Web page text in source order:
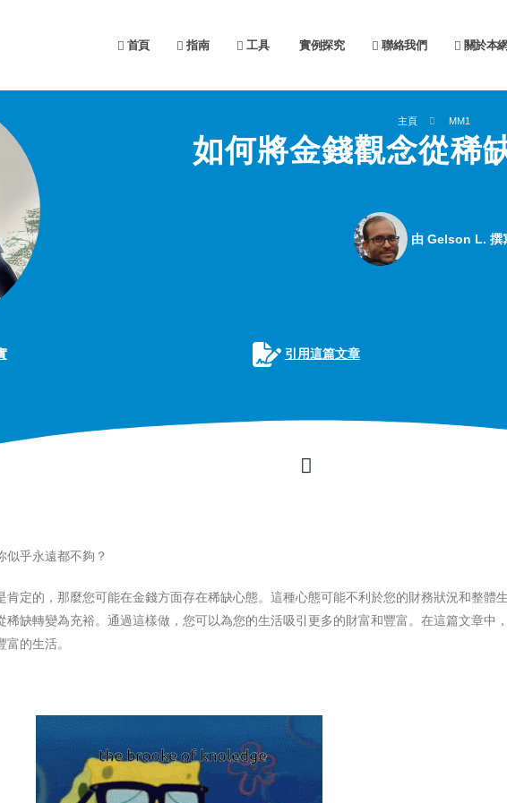
首頁 指南 工具 實例探究 聯絡我們 關於本
主頁 MM1
如何將金錢觀念從稀
由 Gelson L. 撰
引用這篇文章
似乎永遠都不夠？
肯定的，那麼您可能在金錢方面存在稀缺心態。這種心態可能不利於您的財務狀況和整體
缺轉變為充裕。通過這樣做，您可以為您的生活吸引更多的財富和豐富。在這篇文章中
的生活。